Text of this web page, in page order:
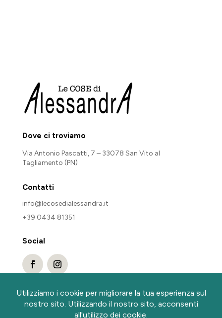
Dove ci troviamo
Via Antonio Pascatti, 7 – 33078 San Vito al
Tagliamento (PN)
Contatti
info@lecosedialessandra.it
+39 0434 81351
Social